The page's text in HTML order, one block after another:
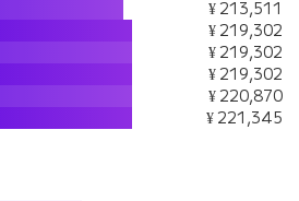
¥ 213,511
¥ 219,302
¥ 219,302
¥ 219,302
¥ 220,870
¥ 221,345